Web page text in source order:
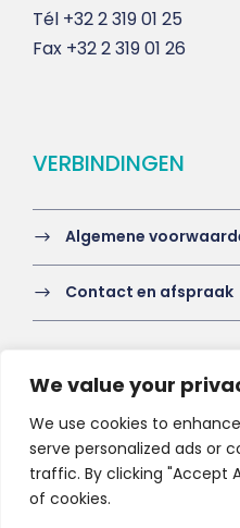
We value your
We use cookies to
serve personalized ads or
traffic. By clicking "Accept
of cookies.
Tél +32 2 319 01 25
Fax +32 2 319 01 26
VERBINDINGEN
Algemene
Contact en afspraak
Copyright 2021